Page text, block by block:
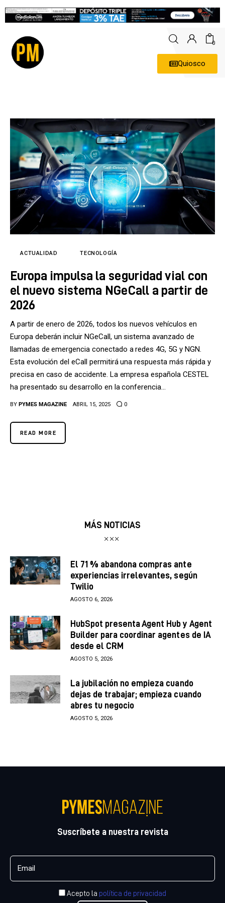
0
Quiosco
Economía
Empresas
Entrevistas
Expertos
Tecnología
Cultura
LifeStyle
ACTUALIDAD TECNOLOGÍA
Europa impulsa la seguridad vial con
el nuevo sistema NGeCall a partir de
2026
A partir de enero de 2026, todos los nuevos vehículos en
Europa deberán incluir NGeCall, un sistema avanzado de
llamadas de emergencia conectado a redes 4G, 5G y NGN.
Esta evolución del eCall permitirá una respuesta más rápida y
precisa en caso de accidente. La empresa española CESTEL
ha presentado su desarrollo en la conferencia…
BY PYMES MAGAZINE ABRIL 15, 2025 0
READ MORE
MÁS NOTICIAS
El 71 % abandona compras ante
experiencias irrelevantes, según
Twilio
AGOSTO 6, 2026
HubSpot presenta Agent Hub y Agent
Builder para coordinar agentes de IA
desde el CRM
AGOSTO 5, 2026
La jubilación no empieza cuando
dejas de trabajar; empieza cuando
abres tu negocio
AGOSTO 5, 2026
Suscríbete a nuestra revista
Acepto la política de privacidad